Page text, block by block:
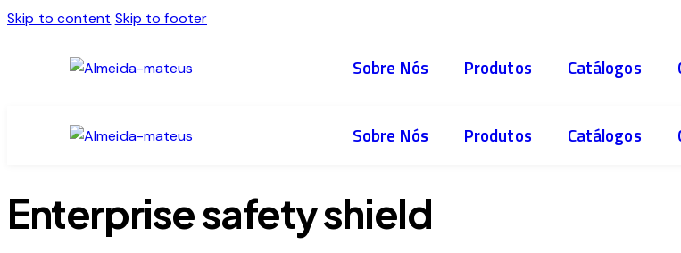
Skip to content Skip to footer
Sobre Nós Produtos Catálogos
Sobre Nós Produtos Catálogos
Enterprise safety shield